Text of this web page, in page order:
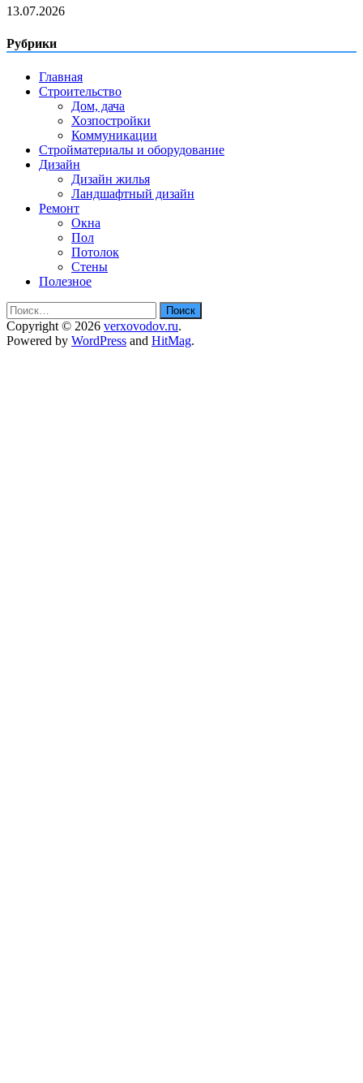
13.07.2026
Рубрики
Главная
Строительство
Дом, дача
Хозпостройки
Коммуникации
Стройматериалы и оборудование
Дизайн
Дизайн жилья
Ландшафтный дизайн
Ремонт
Окна
Пол
Потолок
Стены
Полезное
Найти:
Copyright © 2026 verxovodov.ru.
Powered by WordPress and HitMag.